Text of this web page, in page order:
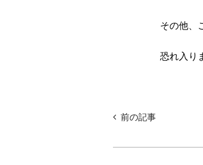
その他、
恐れ入り
前の記事